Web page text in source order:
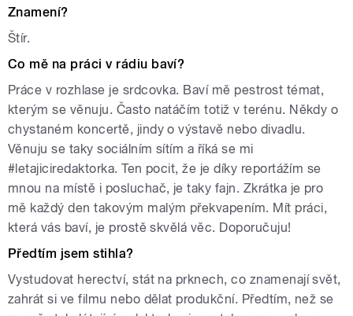
Znamení?
Štír.
Co mě na práci v rádiu baví?
Práce v rozhlase je srdcovka. Baví mě pestrost témat,
kterým se věnuju. Často natáčím totiž v terénu. Někdy o
chystaném koncertě, jindy o výstavě nebo divadlu.
Věnuju se taky sociálním sítím a říká se mi
#letajiciredaktorka. Ten pocit, že je díky reportážím se
mnou na místě i posluchač, je taky fajn. Zkrátka je pro
mě každý den takovým malým překvapením. Mít práci,
která vás baví, je prostě skvělá věc. Doporučuju!
Předtím jsem stihla?
Vystudovat herectví, stát na prknech, co znamenají svět,
zahrát si ve filmu nebo dělat produkční. Předtím, než se